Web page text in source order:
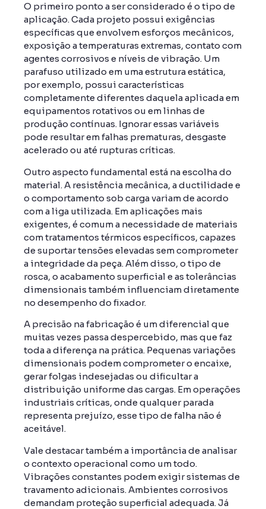
O primeiro ponto a ser considerado é o tipo de
aplicação. Cada projeto possui exigências
específicas que envolvem esforços mecânicos,
exposição a temperaturas extremas, contato com
agentes corrosivos e níveis de vibração. Um
parafuso utilizado em uma estrutura estática,
por exemplo, possui características
completamente diferentes daquela aplicada em
equipamentos rotativos ou em linhas de
produção contínuas. Ignorar essas variáveis
pode resultar em falhas prematuras, desgaste
acelerado ou até rupturas críticas.
Outro aspecto fundamental está na escolha do
material. A resistência mecânica, a ductilidade e
o comportamento sob carga variam de acordo
com a liga utilizada. Em aplicações mais
exigentes, é comum a necessidade de materiais
com tratamentos térmicos específicos, capazes
de suportar tensões elevadas sem comprometer
a integridade da peça. Além disso, o tipo de
rosca, o acabamento superficial e as tolerâncias
dimensionais também influenciam diretamente
no desempenho do fixador.
A precisão na fabricação é um diferencial que
muitas vezes passa despercebido, mas que faz
toda a diferença na prática. Pequenas variações
dimensionais podem comprometer o encaixe,
gerar folgas indesejadas ou dificultar a
distribuição uniforme das cargas. Em operações
industriais críticas, onde qualquer parada
representa prejuízo, esse tipo de falha não é
aceitável.
Vale destacar também a importância de analisar
o contexto operacional como um todo.
Vibrações constantes podem exigir sistemas de
travamento adicionais. Ambientes corrosivos
demandam proteção superficial adequada. Já